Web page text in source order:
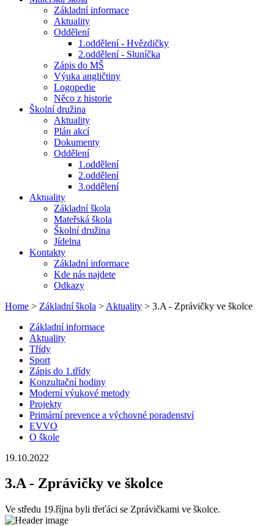
Základní informace
Aktuality
Oddělení
1.oddělení - Hvězdičky
2.oddělení - Sluníčka
Zápis do MŠ
Výuka angličtiny
Logopedie
Něco z historie
Školní družina
Aktuality
Plán akcí
Dokumenty
Oddělení
1.oddělení
2.oddělení
3.oddělení
Aktuality
Základní škola
Mateřská škola
Školní družina
Jídelna
Kontakty
Základní informace
Kde nás najdete
Odkazy
Home > Základní škola > Aktuality > 3.A - Zprávičky ve školce
Základní informace
Aktuality
Třídy
Sport
Zápis do 1.třídy
Konzultační hodiny
Moderní výukové metody
Projekty
Primární prevence a výchovné poradenství
EVVO
O škole
19.10.2022
3.A - Zprávičky ve školce
Ve středu 19.října byli třeťáci se Zprávičkami ve školce.